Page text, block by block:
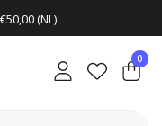
(NL)
0